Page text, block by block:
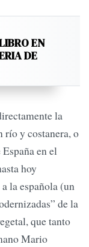
EN
DE
la
río y costanera, o
en el
hoy
la española (un
de la
que tanto
Mario